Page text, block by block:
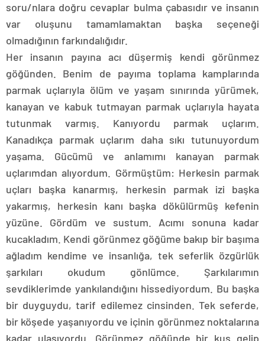
soru/nlara doğru cevaplar bulma çabasıdır ve insanın
var oluşunu tamamlamaktan başka seçeneği
olmadığının farkındalığıdır.
Her insanın payına acı düşermiş kendi görünmez
göğünden. Benim de payıma toplama kamplarında
parmak uçlarıyla ölüm ve yaşam sınırında yürümek,
kanayan ve kabuk tutmayan parmak uçlarıyla hayata
tutunmak varmış. Kanıyordu parmak uçlarım.
Kanadıkça parmak uçlarım daha sıkı tutunuyordum
yaşama. Gücümü ve anlamımı kanayan parmak
uçlarımdan alıyordum. Görmüştüm: Herkesin parmak
uçları başka kanarmış, herkesin parmak izi başka
yakarmış, herkesin kanı başka dökülürmüş kefenin
yüzüne. Gördüm ve sustum. Acımı sonuna kadar
kucakladım. Kendi görünmez göğüme bakıp bir başıma
ağladım kendime ve insanlığa, tek seferlik özgürlük
şarkıları okudum gönlümce. Şarkılarımın
sevdiklerimde yankılandığını hissediyordum. Bu başka
bir duyguydu, tarif edilemez cinsinden. Tek seferde,
bir köşede yaşanıyordu ve içinin görünmez noktalarına
kadar ulaşıyordu. Görünmez göğünde bir kuş gelip